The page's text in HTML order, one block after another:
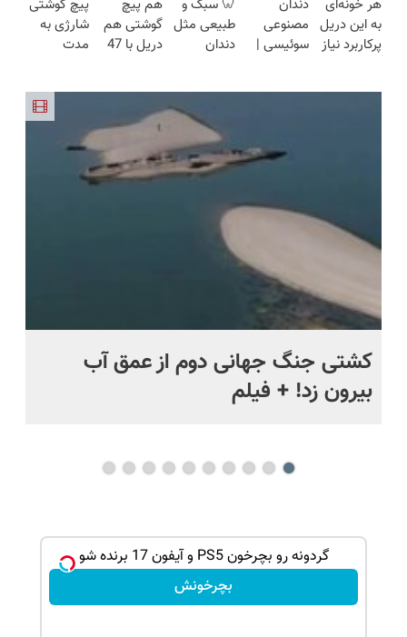
(تخفیف به
مدت
محدود)
فناوری
اروپا، سبک
و مقاوم |
قسطی
هوشمند ⚙️
(نصف
قیمت بازار
😉 (پرداخت
درب
منزل+گارانتی
ساخت!!!
هر خونه‌ای
به این دریل
پرکاربرد نیاز
دندان
مصنوعی
سوئیسی |
رایگان+پرداخت
اقساطی😍
🦷 سبک و
طبیعی مثل
دندان
اقساطی 💳
📍 تهران
هم پیچ
گوشتی هم
دریل با 47
بخرش!🔥
پیچ گوشتی
شارژی به
مدت
همین الان
سفارش بده
کشتی‌ جنگ جهانی دوم از عمق آب
بیرون زد! + فیلم
گردونه رو بچرخون PS5 و آیفون 17 برنده شو
بچرخونش